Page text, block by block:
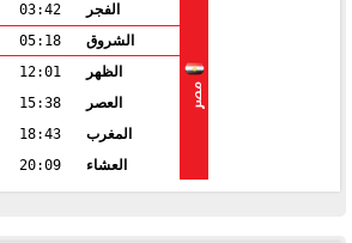
مصر
الفجر
03:42
الشروق
05:18
الظهر
12:01
العصر
15:38
المغرب
18:43
العشاء
20:09